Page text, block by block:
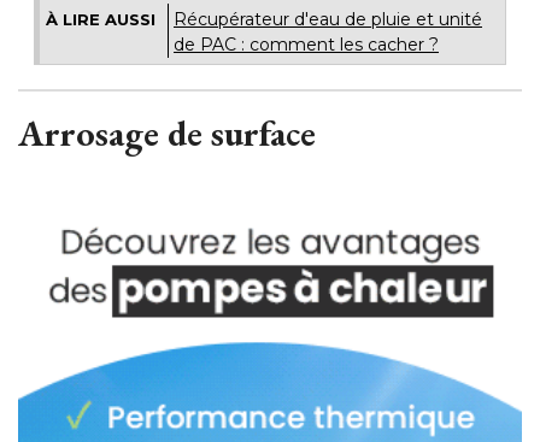
À LIRE AUSSI
Récupérateur d'eau de pluie et unité
de PAC : comment les cacher ?
Arrosage de surface